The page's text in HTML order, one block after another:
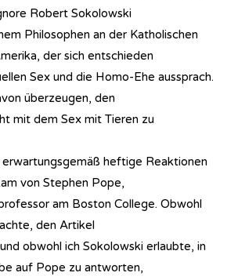
Robert Sokolowski
Philosophen an der Katholischen
der sich entschieden
Sex und die Homo-Ehe aussprach.
überzeugen, den
mit dem Sex mit Tieren zu
heftige Reaktionen
von Stephen Pope,
am Boston College. Obwohl
den Artikel
obwohl ich Sokolowski erlaubte, in
auf Pope zu antworten,